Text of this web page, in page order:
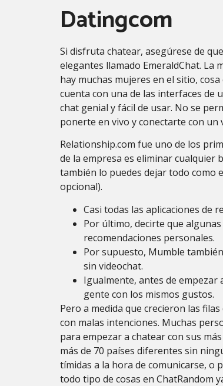
Datingcom
Si disfruta chatear, asegúrese de
elegantes llamado EmeraldChat.
hay muchas mujeres en el sitio,
cuenta con una de las interfaces de
chat genial y fácil de usar. No se
ponerte en vivo y conectarte con
Relationship.com fue uno de los
de la empresa es eliminar
también lo puedes dejar todo como
opcional).
Casi todas las aplicaciones de
Por último, decirte que
recomendaciones personales.
Por supuesto, Mumble
sin videochat.
Igualmente, antes de empezar
gente con los mismos gustos.
Pero a medida que crecieron las
con malas intenciones. Muchas
para empezar a chatear con sus
más de 70 países diferentes sin
tímidas a la hora de comunicarse, o
todo tipo de cosas en ChatRandom